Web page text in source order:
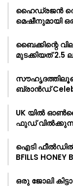
ഹൈഡ്രജൻ
മെഷീനുമായി
ബൈക്കിന്റെ
മുടക്കിയത് 2.5
ബ്രാൻഡ്
UK യിൽ
ഫുഡ് വിൽക്കുന്ന
ഐടി ഫീൽഡിൽ
BFILLS HONEY
ഒരു ജോലി